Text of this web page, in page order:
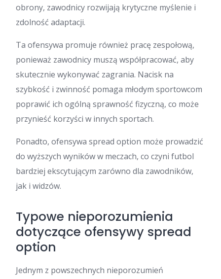
obrony, zawodnicy rozwijają krytyczne myślenie i
zdolność adaptacji.
Ta ofensywa promuje również pracę zespołową,
ponieważ zawodnicy muszą współpracować, aby
skutecznie wykonywać zagrania. Nacisk na
szybkość i zwinność pomaga młodym sportowcom
poprawić ich ogólną sprawność fizyczną, co może
przynieść korzyści w innych sportach.
Ponadto, ofensywa spread option może prowadzić
do wyższych wyników w meczach, co czyni futbol
bardziej ekscytującym zarówno dla zawodników,
jak i widzów.
Typowe nieporozumienia
dotyczące ofensywy spread
option
Jednym z powszechnych nieporozumień